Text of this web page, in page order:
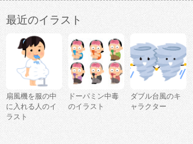
最近のイラスト
扇風機を服の中
に入れる人のイ
ラスト
ドーパミン中毒
のイラスト
ダブル台風のキ
ャラクター